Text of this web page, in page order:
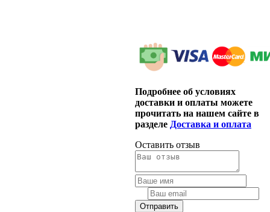
Подробнее об условиях
доставки и оплаты можете
прочитать на нашем сайте в
разделе Доставка и оплата
Оставить отзыв